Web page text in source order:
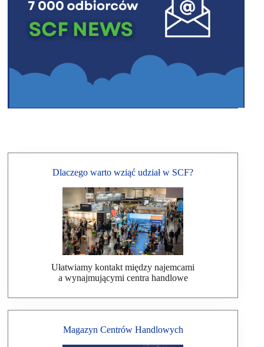
Dlaczego warto wziąć udział w SCF?
Ułatwiamy kontakt między najemcami
a wynajmującymi centra handlowe
Magazyn Centrów Handlowych